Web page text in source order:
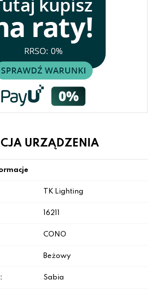
URZĄDZENIA
TK Lighting
16211
CONO
Beżowy
Sabia